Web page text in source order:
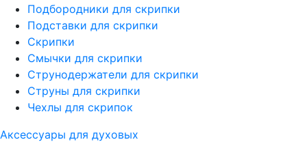
Подбородники для скрипки
Подставки для скрипки
Скрипки
Смычки для скрипки
Струнодержатели для скрипки
Струны для скрипки
Чехлы для скрипок
Аксессуары для духовых